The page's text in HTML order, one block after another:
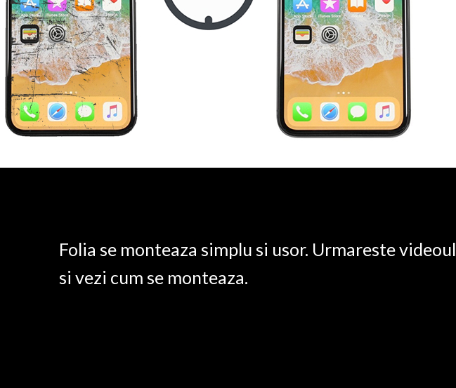
Folia se monteaza simplu si usor. Urmareste videoul
si vezi cum se monteaza.